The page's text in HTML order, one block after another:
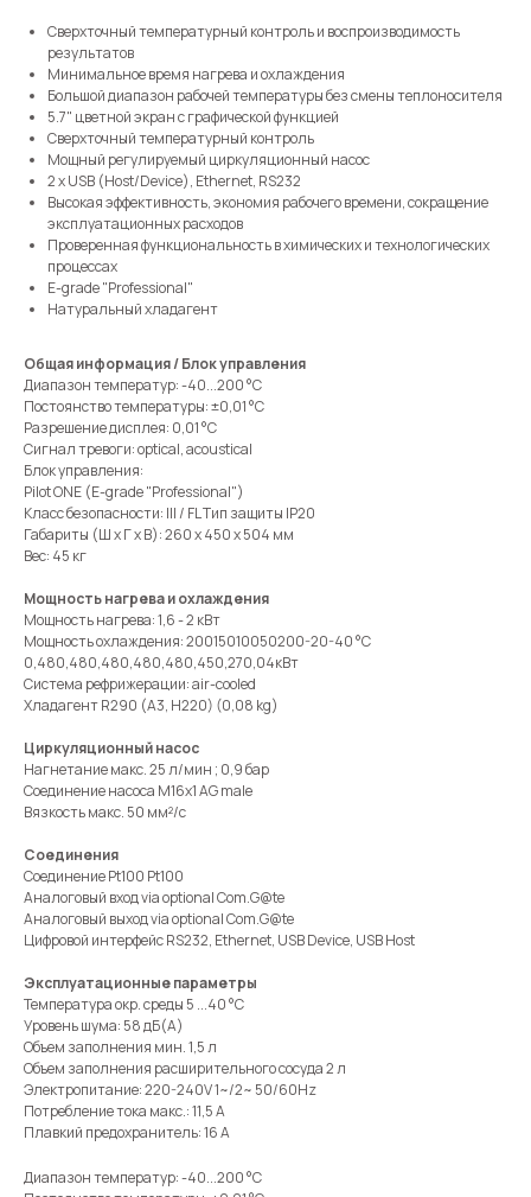
Сверхточный температурный контроль и воспроизводимость
результатов
Минимальное время нагрева и охлаждения
Большой диапазон рабочей температуры без смены теплоносителя
5.7" цветной экран с графической функцией
Сверхточный температурный контроль
Мощный регулируемый циркуляционный насос
2 x USB (Host/Device), Ethernet, RS232
Высокая эффективность, экономия рабочего времени, сокращение
эксплуатационных расходов
Проверенная функциональность в химических и технологических
процессах
E-grade "Professional"
Натуральный хладагент
Общая информация / Блок управления
Диапазон температур: -40...200 °C
Постоянство температуры: ±0,01 °C
Разрешение дисплея: 0,01 °C
Сигнал тревоги: optical, acoustical
Блок управления:
Pilot ONE (E-grade "Professional")
Класс безопасности: III / FL Тип защиты IP20
Габариты (Ш х Г х В): 260 x 450 x 504 мм
Вес: 45 кг
Мощность нагрева и охлаждения
Мощность нагрева: 1,6 - 2 кВт
Мощность охлаждения: 20015010050200-20-40 °C
0,480,480,480,480,480,450,270,04кВт
Система рефрижерации: air-cooled
Хладагент R290 (A3, H220) (0,08 kg)
Циркуляционный насос
Нагнетание макс. 25 л/мин ; 0,9 бар
Соединение насоса M16x1 AG male
Вязкость макс. 50 мм²/с
Соединения
Соединение Pt100 Pt100
Аналоговый вход via optional Com.G@te
Аналоговый выход via optional Com.G@te
Цифровой интерфейс RS232, Ethernet, USB Device, USB Host
Эксплуатационные параметры
Температура окр. среды 5 ...40 °C
Уровень шума: 58 дБ(A)
Объем заполнения мин. 1,5 л
Объем заполнения расширительного сосуда 2 л
Электропитание: 220-240V 1~/2~ 50/60Hz
Потребление тока макс.: 11,5 A
Плавкий предохранитель: 16 A
Диапазон температур: -40...200 °C